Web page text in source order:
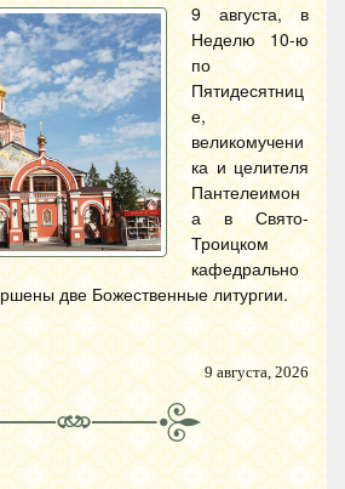
9 августа, в
Неделю 10-ю
по
Пятидесятниц
е,
великомучени
ка и целителя
Пантелеимон
а в Свято-
Троицком
кафедрально
две Божественные литургии.
9 августа, 2026